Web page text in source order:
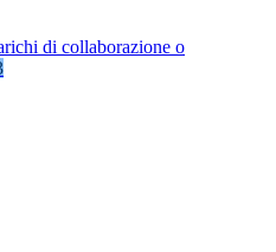
di collaborazione o